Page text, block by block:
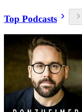
Top Podcasts